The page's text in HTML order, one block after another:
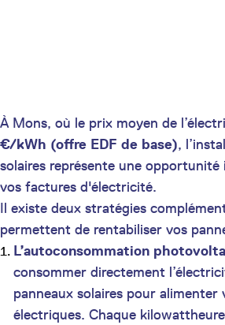
À Mons, où le prix moyen de
€/kWh (offre EDF de base),
solaires représente une opportunité
vos factures d'électricité.
Il existe deux stratégies
permettent de rentabiliser vos
L’autoconsommation
consommer directement
panneaux solaires pour alimenter
électriques. Chaque